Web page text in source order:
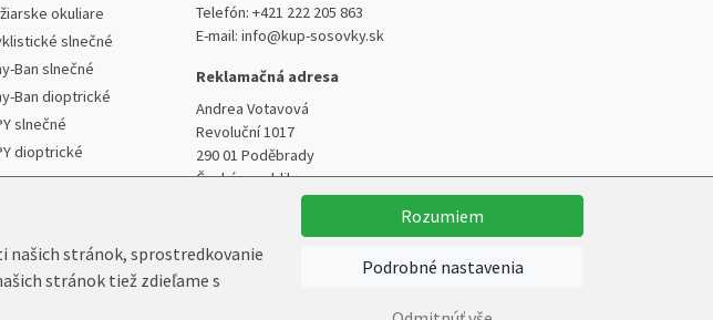
okuliare
slnečné
Ban slnečné
Ban dioptrické
slnečné
dioptrické
Telefón: +421 222 205 863
E-mail: info@kup-sosovky.sk
Reklamačná adresa
Andrea Votavová
Revoluční 1017
290 01 Poděbrady
Česká republika
našich stránok, sprostredkovanie
stránok tiež zdieľame s
Rozumiem
Podrobné nastavenia